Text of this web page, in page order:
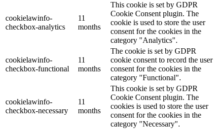
cookielawinfo-
checkbox-analytics
11
months
This cookie is set by GDPR
Cookie Consent plugin. The
cookie is used to store the user
consent for the cookies in the
category "Analytics".
cookielawinfo-
checkbox-functional
11
months
The cookie is set by GDPR
cookie consent to record the user
consent for the cookies in the
category "Functional".
cookielawinfo-
checkbox-necessary
11
months
This cookie is set by GDPR
Cookie Consent plugin. The
cookies is used to store the user
consent for the cookies in the
category "Necessary".